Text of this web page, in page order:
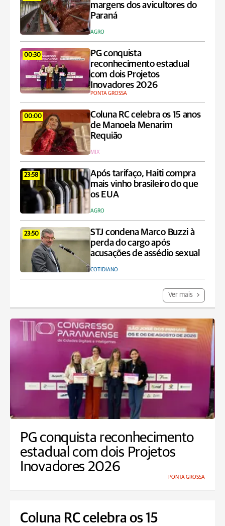
margens dos avicultores do
Paraná
AGRO
00:30
PG conquista
reconhecimento estadual
com dois Projetos
Inovadores 2026
PONTA GROSSA
00:00
Coluna RC celebra os 15 anos
de Manoela Menarim
Requião
MIX
23:58
Após tarifaço, Haiti compra
mais vinho brasileiro do que
os EUA
AGRO
23:50
STJ condena Marco Buzzi à
perda do cargo após
acusações de assédio sexual
COTIDIANO
Ver mais
PG conquista reconhecimento
estadual com dois Projetos
Inovadores 2026
PONTA GROSSA
Coluna RC celebra os 15